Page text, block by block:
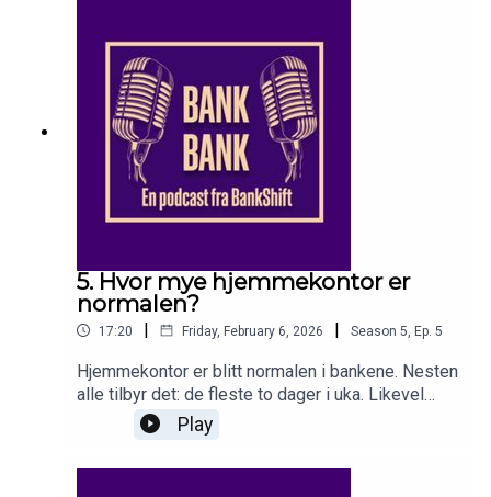
Journalister Martin Fuglseth Kolden og Sebastian
HolsenProdusent: Magnus P. Harnes
5. Hvor mye hjemmekontor er
normalen?
17:20 | Friday, February 6, 2026 | Season 5 Ep. 5
Hjemmekontor er blitt normalen i bankene. Nesten
alle tilbyr det: de fleste to dager i uka. Likevel
strammer flere inn. Hvorfor? I denne episoden går
vi gjennom tallene, bankenes ulike praksiser og
Play